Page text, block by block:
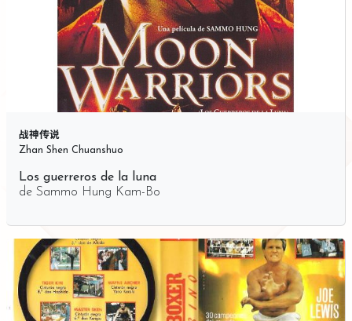
战神传说
Zhan Shen Chuanshuo
Los guerreros de la luna
de Sammo Hung Kam-Bo